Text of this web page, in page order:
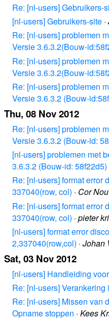
Re: [nl-users] Gebruikers-
[nl-users] Gebruikers-site ·
Re: [nl-users] problemen
Versie 3.6.3.2(Bouw-
Re: [nl-users] problemen
Versie 3.6.3.2(Bouw-
Re: [nl-users] problemen
Versie 3.6.3.2 (Bouw-
Thu, 08 Nov 2012
Re: [nl-users] problemen
Versie 3.6.3.2 (Bouw-id:
[nl-users] problemen met
3.6.3.2 (Bouw-id: 58f22d5)
Re: [nl-users] format error
337040(row, col) · Cor
Re: [nl-users] format error
337040(row, col) · pieter
[nl-users] format error
2,337040(row,col) · Johan
Sat, 03 Nov 2012
[nl-users] Handleiding
Re: [nl-users] Verankering
Re: [nl-users] Missen van
Opname stoppen · Kees